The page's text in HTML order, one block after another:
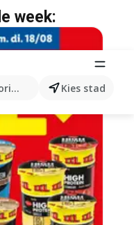
producten...
Kies stad
week: